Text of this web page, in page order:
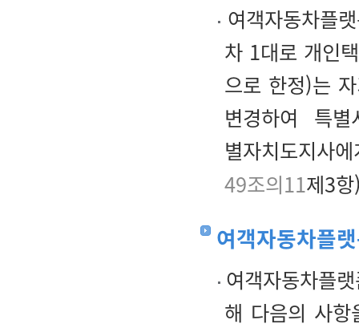
여객자동차플
차 1대로 개인
으로 한정)는
변경하여 특별
별자치도지사
49조의11제3
여객자동차플
여객자동차플
해 다음의 사